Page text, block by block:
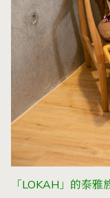
「LOKAH」的泰